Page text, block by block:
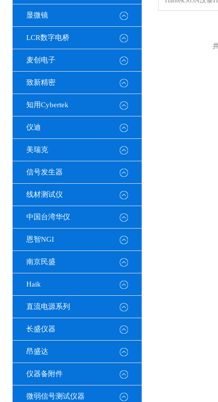
显微镜
LCR数字电桥
麦创电子
致新精密
知用Cybertek
仪迪
美瑞克
信号发生器
线材测试仪
中国台湾华仪
恩智NGI
南京民盛
Haik
直流电源系列
长盛仪器
昂盛达
仪器备附件
微弱信号测试仪器